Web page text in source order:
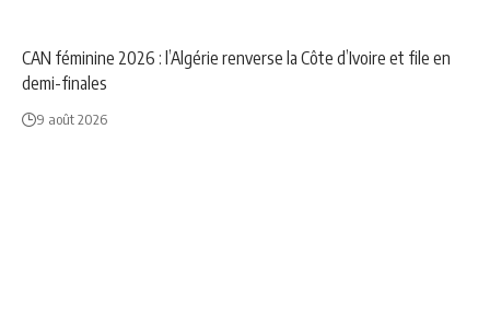
CAN féminine 2026 : l’Algérie renverse la Côte d’Ivoire et file en
demi-finales
9 août 2026